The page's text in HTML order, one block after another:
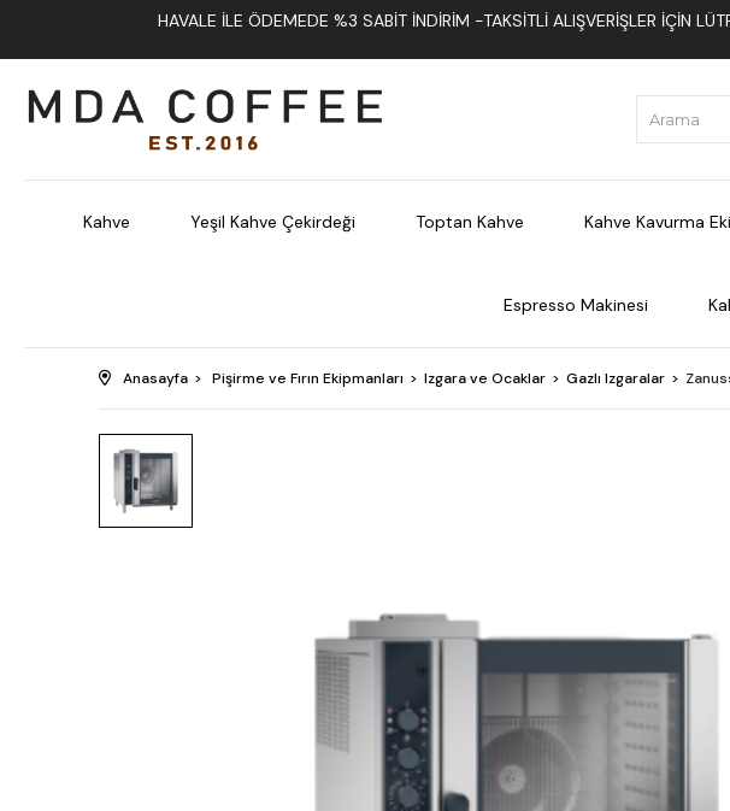
HAVALE İLE ÖDEMEDE %3 SABIT İNDIRIM -TAKSITLI ALIŞVERIŞLER İÇIN
Kahve Yeşil Kahve Çekirdeği Toptan Kahve Kahve Kavurma
Espresso Makinesi
Anasayfa Pişirme ve Fırın Ekipmanları Izgara ve Ocaklar Gazlı Izgaralar